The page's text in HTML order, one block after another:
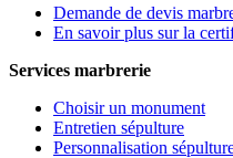
Demande de devis
En savoir plus sur la
Services marbrerie
Choisir un monument
Entretien sépulture
Personnalisation